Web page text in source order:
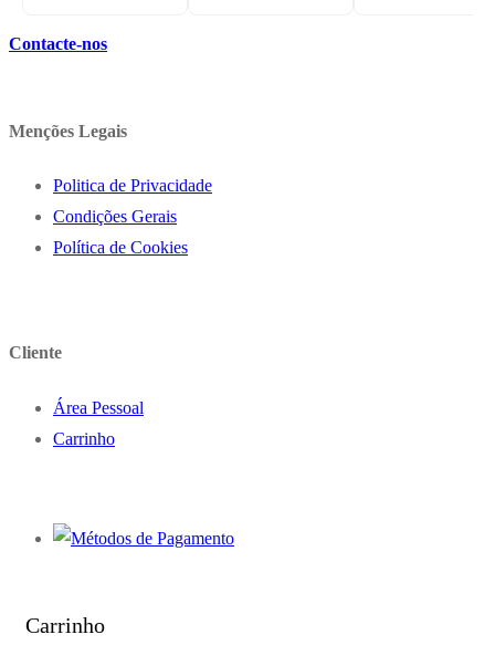
Contacte-nos
Menções Legais
Politica de Privacidade
Condições Gerais
Política de Cookies
Cliente
Área Pessoal
Carrinho
Carrinho